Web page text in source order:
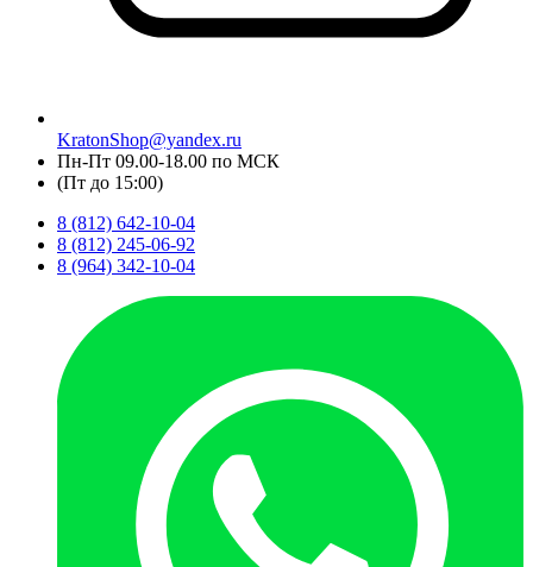
KratonShop@yandex.ru
Пн-Пт 09.00-18.00 по МСК
(Пт до 15:00)
8 (812) 642-10-04
8 (812) 245-06-92
8 (964) 342-10-04